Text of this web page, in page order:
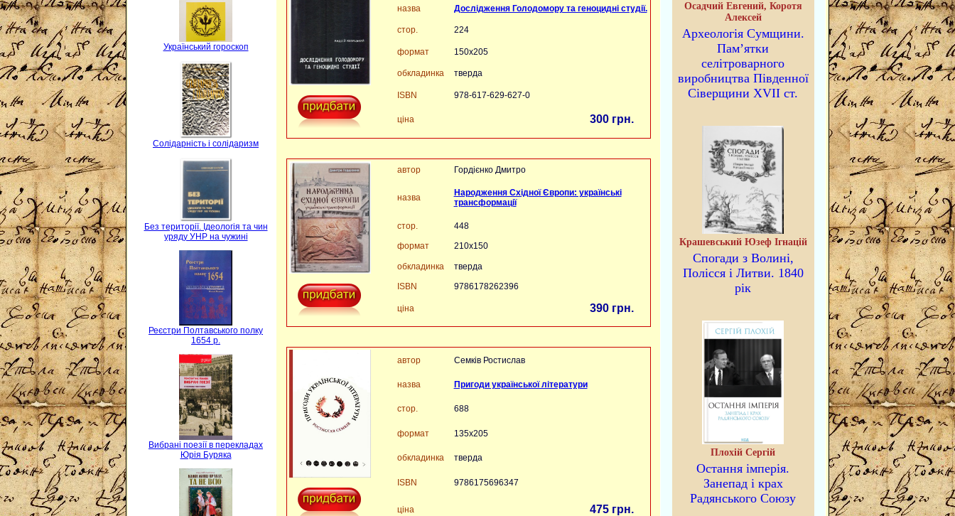
Український гороскоп
Солідарність і солідаризм
Без території. Ідеологія та чин
уряду УНР на чужині
Реєстри Полтавського полку
1654 р.
Вибрані поезії в перекладах
Юрія Буряка
назва Дослідження Голодомору та геноцидні студії.
стор. 224
формат 150х205
обкладинка тверда
ISBN 978-617-629-627-0
ціна 300 грн.
автор Гордієнко Дмитро
назва
Народження Східної Європи: українські
трансформації
стор.
448
формат
210x150
обкладинка
тверда
ISBN
9786178262396
ціна 390 грн.
автор Семків Ростислав
назва Пригоди української літератури
стор. 688
формат 135х205
обкладинка тверда
ISBN 9786175696347
ціна 475 грн.
Осадчий Евгений, Коротя
Алексей
Археологія Сумщини.
Пам’ятки
селітроварного
виробництва Південної
Сіверщини XVII ст.
Крашевський Юзеф Ігнацій
Спогади з Волині,
Полісся і Литви. 1840
рік
Плохій Сергій
Остання імперія.
Занепад і крах
Радянського Союзу